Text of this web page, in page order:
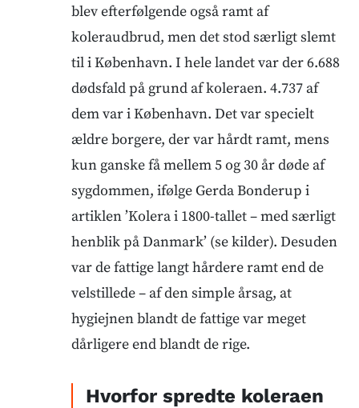
blev efterfølgende også ramt af
koleraudbrud, men det stod særligt slemt
til i København. I hele landet var der 6.688
dødsfald på grund af koleraen. 4.737 af
dem var i København. Det var specielt
ældre borgere, der var hårdt ramt, mens
kun ganske få mellem 5 og 30 år døde af
sygdommen, ifølge Gerda Bonderup i
artiklen ’Kolera i 1800-tallet – med særligt
henblik på Danmark’ (se kilder). Desuden
var de fattige langt hårdere ramt end de
velstillede – af den simple årsag, at
hygiejnen blandt de fattige var meget
dårligere end blandt de rige.
Hvorfor spredte koleraen